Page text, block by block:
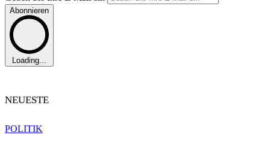
Abonnieren
Loading...
NEUESTE
POLITIK